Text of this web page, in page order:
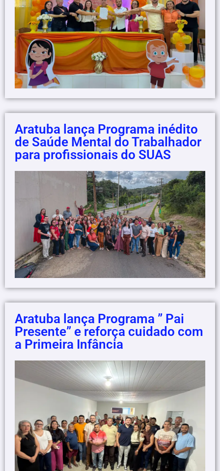
Aratuba lança Programa inédito
de Saúde Mental do Trabalhador
para profissionais do SUAS
Aratuba lança Programa ” Pai
Presente” e reforça cuidado com
a Primeira Infância